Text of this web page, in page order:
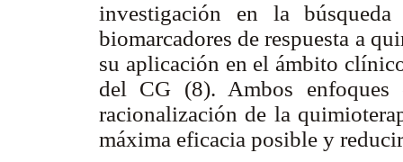
investigación en la
biomarcadores de respuesta a
su aplicación en el ámbito
del CG (8). Ambos
racionalización de la
máxima eficacia posible y